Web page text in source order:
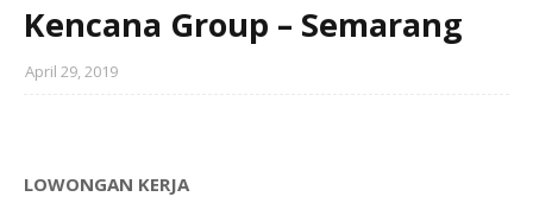
Kencana Group – Semarang
April 29, 2019
LOWONGAN KERJA